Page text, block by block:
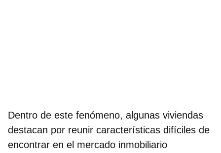
Dentro de este fenómeno, algunas viviendas
destacan por reunir características difíciles de
encontrar en el mercado inmobiliario